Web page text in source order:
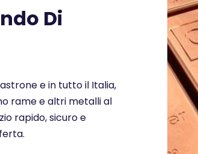
Di
e in tutto il Italia,
rame e altri metalli al
rapido, sicuro e